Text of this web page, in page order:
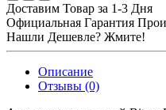
Доставим Товар за 1-3 Дня
Официальная Гарантия
Нашли Дешевле? Жмите!
Описание
Отзывы (0)